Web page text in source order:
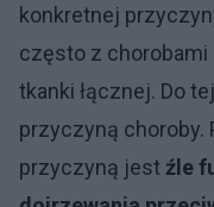
konkretnej
często z
tkanki łącznej. Do
przyczyną choroby.
przyczyną jest źle